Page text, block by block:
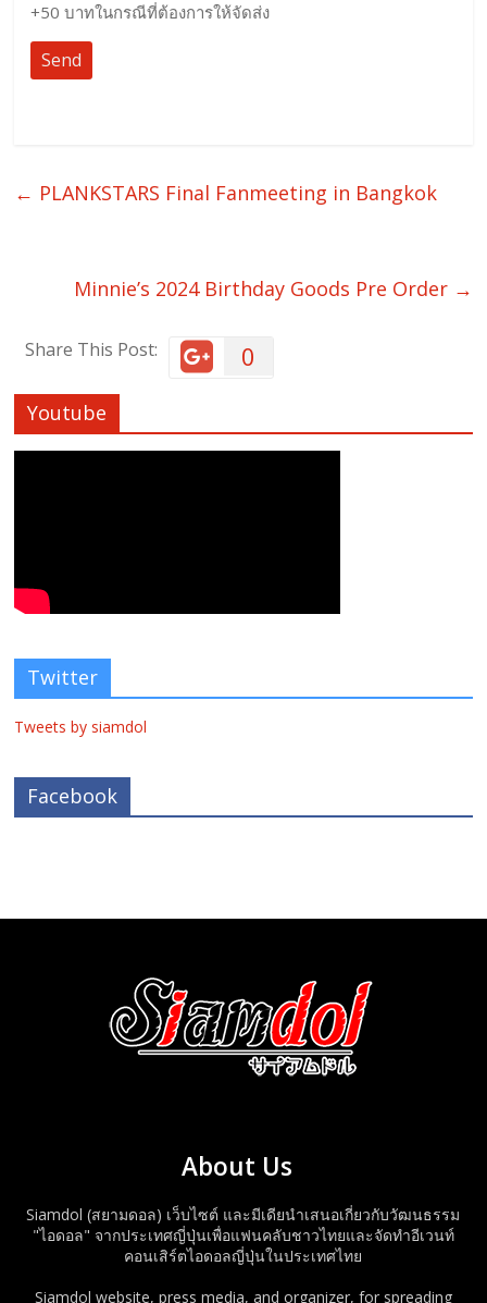
+50 บาทในกรณีที่ต้องการให้จัดส่ง
← PLANKSTARS Final Fanmeeting in Bangkok
Minnie’s 2024 Birthday Goods Pre Order →
Share This Post: 0
Youtube
Twitter
Tweets by siamdol
Facebook
About Us
Siamdol (สยามดอล) เว็บไซต์ และมีเดียนำเสนอเกี่ยวกับวัฒนธรรม
"ไอดอล" จากประเทศญี่ปุ่นเพื่อแฟนคลับชาวไทยและจัดทำอีเวนท์
คอนเสิร์ตไอดอลญี่ปุ่นในประเทศไทย
Siamdol website, press media, and organizer, for spreading